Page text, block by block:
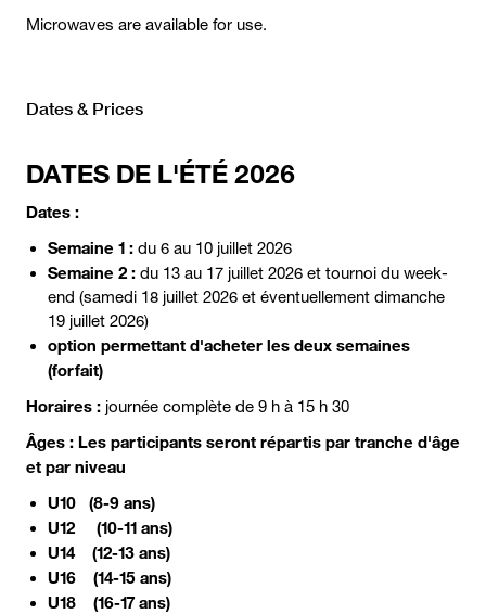
Microwaves are available for use.
Dates & Prices
DATES DE L'ÉTÉ 2026
Dates :
Semaine 1 : du 6 au 10 juillet 2026
Semaine 2 : du 13 au 17 juillet 2026 et tournoi du week-
end (samedi 18 juillet 2026 et éventuellement dimanche
19 juillet 2026)
option permettant d'acheter les deux semaines
(forfait)
Horaires : journée complète de 9 h à 15 h 30
Âges : Les participants seront répartis par tranche d'âge
et par niveau
U10 (8-9 ans)
U12 (10-11 ans)
U14 (12-13 ans)
U16 (14-15 ans)
U18 (16-17 ans)